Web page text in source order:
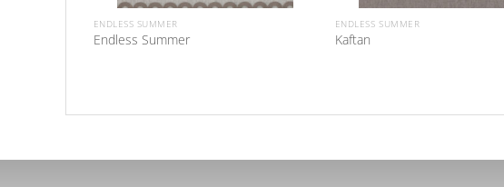
ENDLESS SUMMER
Endless Summer
ENDLESS SUMMER
Kaftan